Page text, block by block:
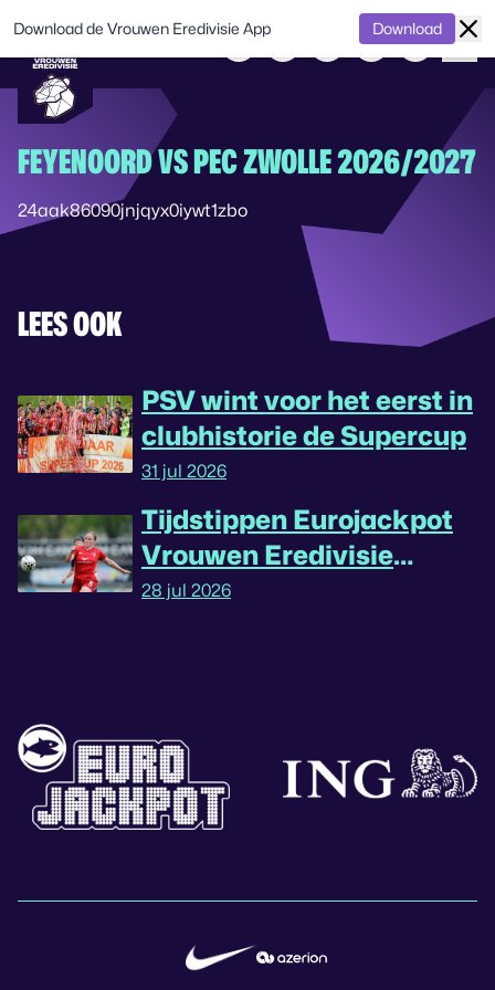
FEYENOORD VS PEC ZWOLLE 2026/2027
24aak86090jnjqyx0iywt1zbo
LEES OOK
PSV wint voor het eerst in
clubhistorie de Supercup
31 jul 2026
Tijdstippen Eurojackpot
Vrouwen Eredivisie
omgedraaid
28 jul 2026
Download de Vrouwen Eredivisie App Download